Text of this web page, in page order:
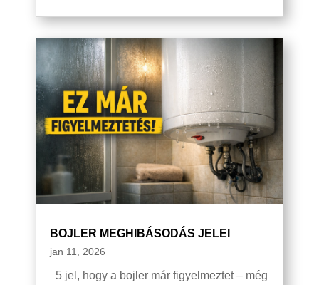
BOJLER MEGHIBÁSODÁS JELEI
jan 11, 2026
5 jel, hogy a bojler már figyelmeztet – még